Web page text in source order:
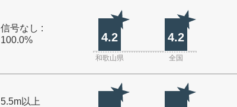
信号なし :
100.0%
4.2 4.2
和歌山県 全国
5.5m以上